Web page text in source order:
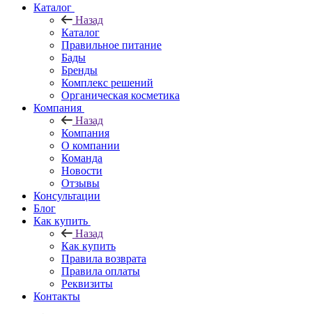
Каталог
Назад
Каталог
Правильное питание
Бады
Бренды
Комплекс решений
Органическая косметика
Компания
Назад
Компания
О компании
Команда
Новости
Отзывы
Консультации
Блог
Как купить
Назад
Как купить
Правила возврата
Правила оплаты
Реквизиты
Контакты